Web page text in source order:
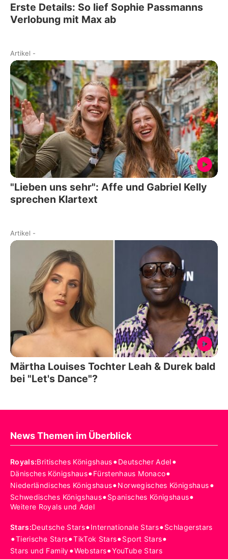
Erste Details: So lief Sophie Passmanns
Verlobung mit Max ab
Artikel -
"Lieben uns sehr": Affe und Gabriel Kelly
sprechen Klartext
Artikel -
Märtha Louises Tochter Leah & Durek bald
bei "Let's Dance"?
News Themen im Überblick
Royals:Britisches Königshaus•Deutscher Adel•
Dänisches Königshaus•Fürstenhaus Monaco•
Niederländisches Königshaus•Norwegisches Königshaus•
Schwedisches Königshaus•Spanisches Königshaus•
Weitere Royals und Adel
Stars:Deutsche Stars•Internationale Stars•Schlagerstars
•Tierische Stars•TikTok Stars•Sport Stars•
Stars und Family•Webstars•YouTube Stars